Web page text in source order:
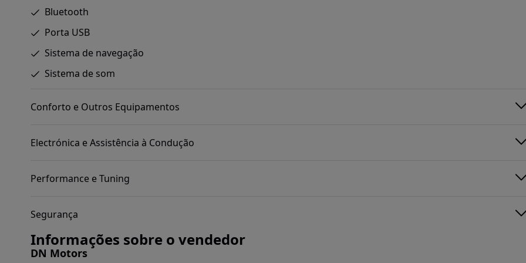
Bluetooth
Porta USB
Sistema de navegação
Sistema de som
Conforto e Outros Equipamentos
Electrónica e Assistência à Condução
Performance e Tuning
Segurança
Informações sobre o vendedor
DN Motors